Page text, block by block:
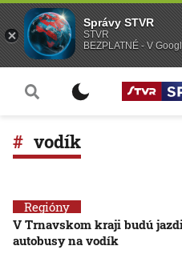
vodík
Regióny
V Trnavskom kraji budú
autobusy na vodík
Správy STVR
STVR
BEZPLATNÉ - V